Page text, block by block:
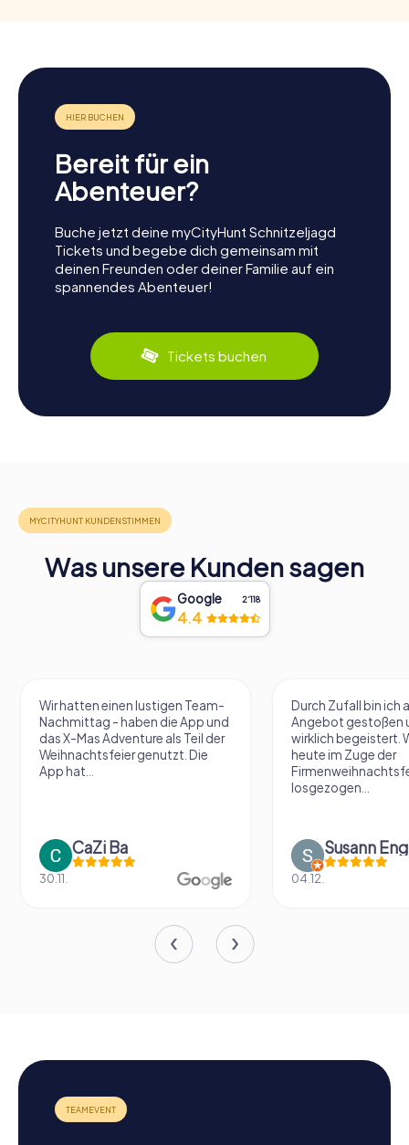
Bereit für ein
Abenteuer?
Buche jetzt deine myCityHunt Schnitzeljagd
Tickets und begebe dich gemeinsam mit
deinen Freunden oder deiner Familie auf ein
spannendes Abenteuer!
Tickets buchen
Was unsere Kunden sagen
Google 2‘118
4.4
Wir hatten einen lustigen Team-
Nachmittag - haben die App und
das X-Mas Adventure als Teil der
Weihnachtsfeier genutzt. Die
App hat...
CaZi Ba
30.11.
Durch Zufall bin ich
Angebot gestoßen
wirklich begeistert.
heute im Zuge der
losgezogen...
Susann
04.12.